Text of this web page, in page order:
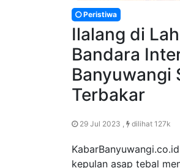
Peristiwa
Ilalang di
Bandara
Banyuwangi
Terbakar
29 Jul 2023 , dilihat 127k
kepulan asap tebal